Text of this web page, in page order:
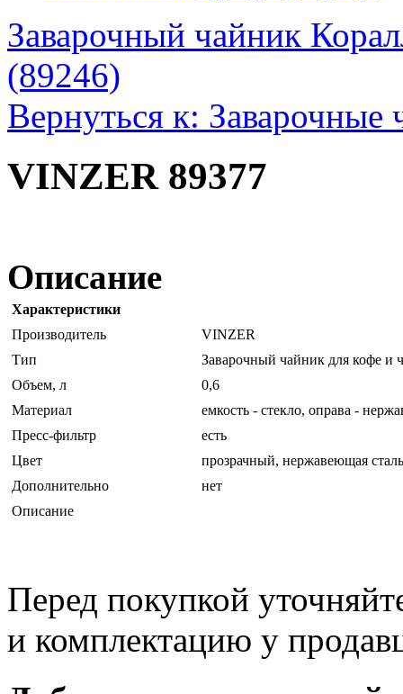
Заварочный чайник
(89246)
Вернуться к: Заварочные
VINZER 89377
Описание
Характеристики
Производитель
VINZER
Тип
Заварочный чайник для кофе и
Объем, л
0,6
Материал
емкость - стекло, оправа -
Пресс-фильтр
есть
Цвет
прозрачный, нержавеющая
Дополнительно
нет
Описание
Перед покупкой
и комплектацию у